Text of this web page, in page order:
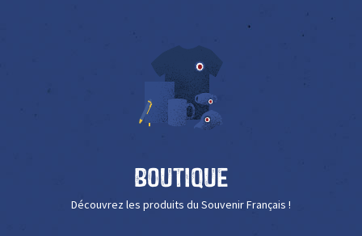
Boutique
Découvrez les produits du Souvenir Français !